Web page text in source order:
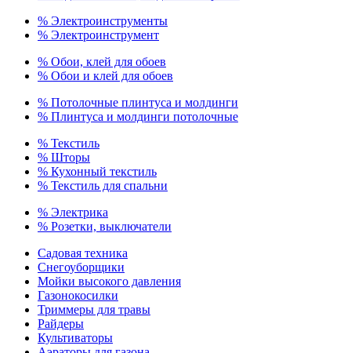
% Электроинструменты
% Электроинструмент
% Обои, клей для обоев
% Обои и клей для обоев
% Потолочные плинтуса и молдинги
% Плинтуса и молдинги потолочные
% Текстиль
% Шторы
% Кухонный текстиль
% Текстиль для спальни
% Электрика
% Розетки, выключатели
Садовая техника
Снегоуборщики
Мойки высокого давления
Газонокосилки
Триммеры для травы
Райдеры
Культиваторы